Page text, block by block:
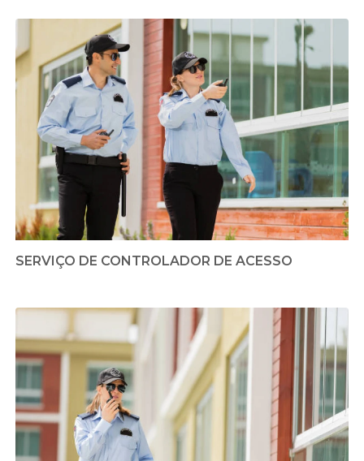
SERVIÇO DE CONTROLADOR DE ACESSO